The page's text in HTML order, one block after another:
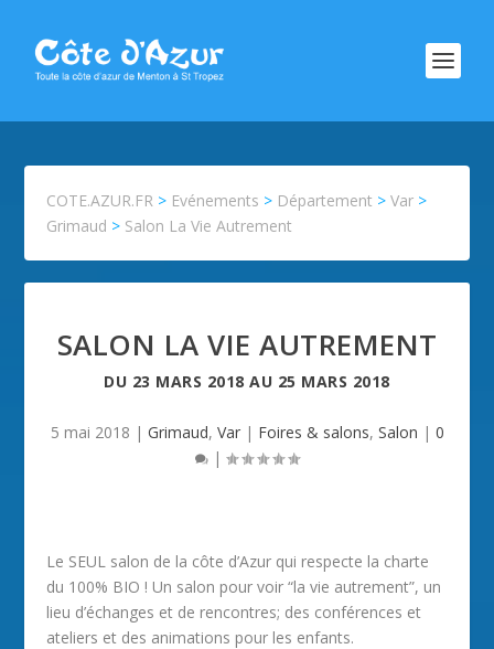
COTE.AZUR.FR > Evénements > Département >Var >
Grimaud > Salon La Vie Autrement
SALON LA VIE AUTREMENT
DU 23 MARS 2018 AU 25 MARS 2018
5 mai 2018 | Grimaud, Var| Foires & salons, Salon | 0
|
Le SEUL salon de la côte d’Azur qui respecte la charte
du 100% BIO ! Un salon pour voir “la vie autrement”, un
lieu d’échanges et de rencontres; des conférences et
ateliers et des animations pour les enfants.